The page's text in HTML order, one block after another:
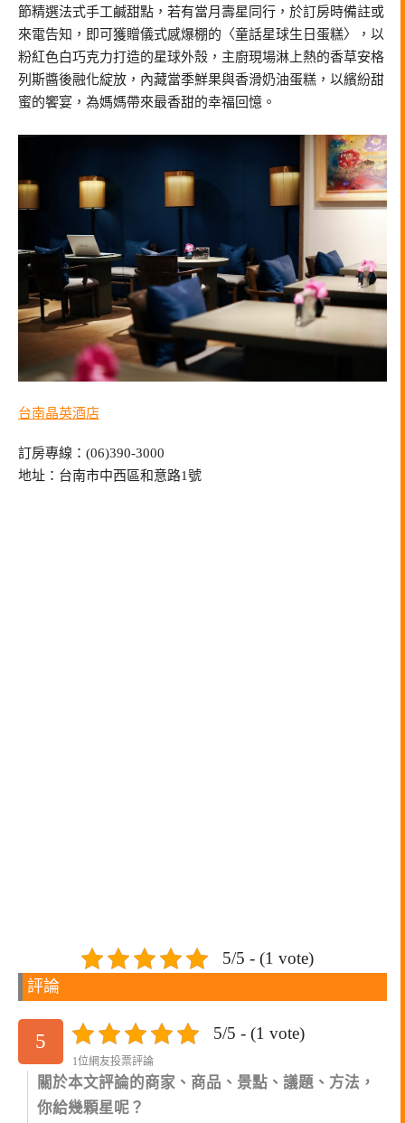
節精選法式手工鹹甜點，若有當月壽星同行，於訂房時備註或
來電告知，即可獲贈儀式感爆棚的〈童話星球生日蛋糕〉，以
粉紅色白巧克力打造的星球外殼，主廚現場淋上熱的香草安格
列斯醬後融化綻放，內藏當季鮮果與香滑奶油蛋糕，以繽紛甜
蜜的饗宴，為媽媽帶來最香甜的幸福回憶。
台南晶英酒店
訂房專線：(06)390-3000
地址：台南市中西區和意路1號
5/5 - (1 vote)
評論
5 5/5 - (1 vote)
1位網友投票評論
關於本文評論的商家、商品、景點、議題、方法，
你給幾顆星呢？